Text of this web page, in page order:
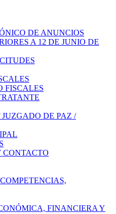
DE ANUNCIOS
A 12 DE JUNIO DE
FISCALES
DE PAZ /
FINANCIERA Y